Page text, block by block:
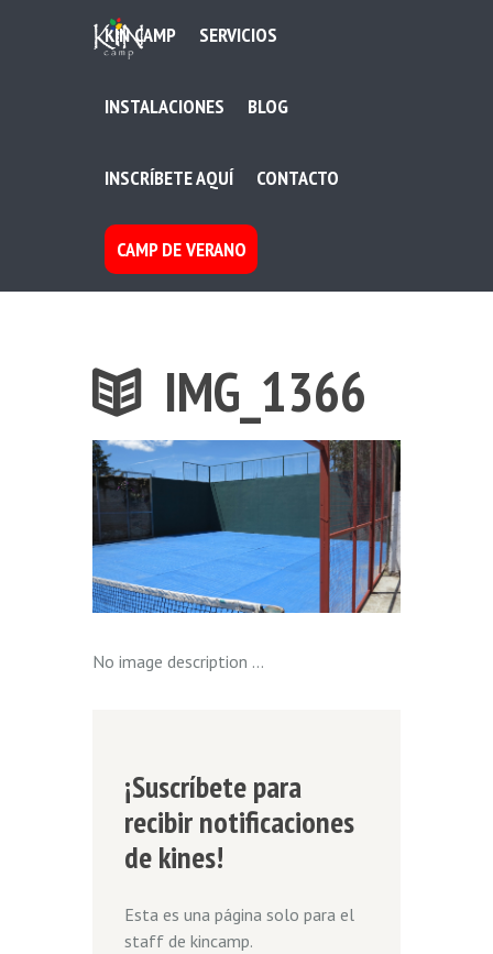
KIN CAMP SERVICIOS
INSTALACIONES BLOG
INSCRÍBETE AQUÍ CONTACTO
CAMP DE VERANO
IMG_1366
No image description ...
¡Suscríbete para
recibir notificaciones
de kines!
Esta es una página solo para el
staff de kincamp.